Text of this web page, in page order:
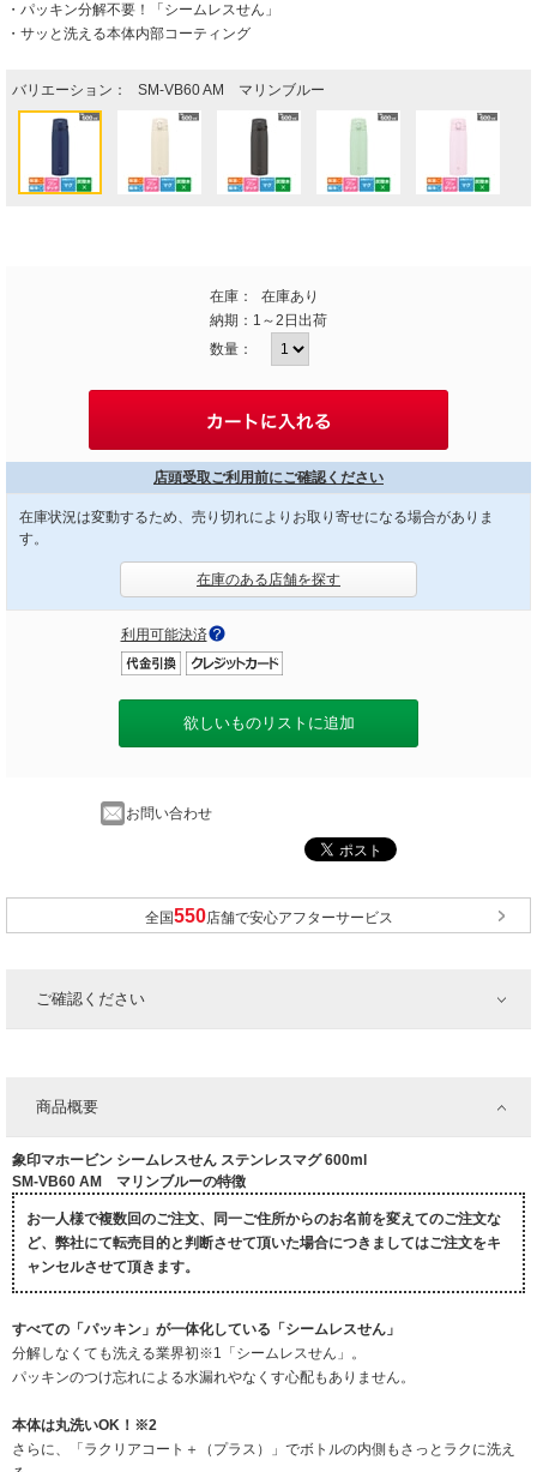
・パッキン分解不要！「シームレスせん」
・サッと洗える本体内部コーティング
バリエーション： SM-VB60 AM マリンブルー
在庫：
在庫あり
納期： 1～2日出荷
数量：
店頭受取ご利用前にご確認ください
在庫状況は変動するため、売り切れによりお取り寄せになる場合がありま
す。
在庫のある店舗を探す
利用可能決済
欲しいものリストに追加
お問い合わせ
全国 店舗で安心アフターサービス
ご確認ください
商品概要
象印マホービン シームレスせん ステンレスマグ 600ml
SM-VB60 AM マリンブルーの特徴
お一人様で複数回のご注文、同一ご住所からのお名前を変えてのご注文な
ど、弊社にて転売目的と判断させて頂いた場合につきましてはご注文をキ
ャンセルさせて頂きます。
すべての「パッキン」が一体化している「シームレスせん」
分解しなくても洗える業界初※1「シームレスせん」。
パッキンのつけ忘れによる水漏れやなくす心配もありません。
本体は丸洗いOK！※2
さらに、「ラクリアコート＋（プラス）」でボトルの内側もさっとラクに洗え